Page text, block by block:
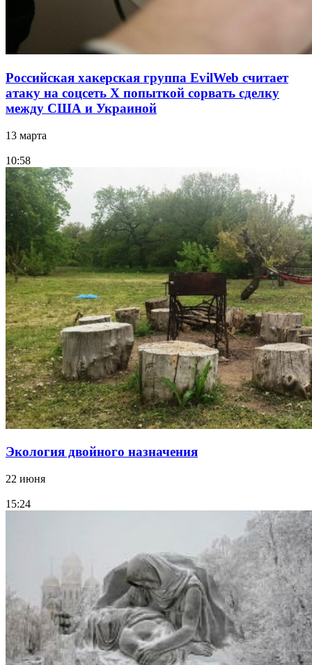
Российская хакерская группа EvilWeb считает
атаку на соцсеть Х попыткой сорвать сделку
между США и Украиной
13 марта
10:58
Экология двойного назначения
22 июня
15:24